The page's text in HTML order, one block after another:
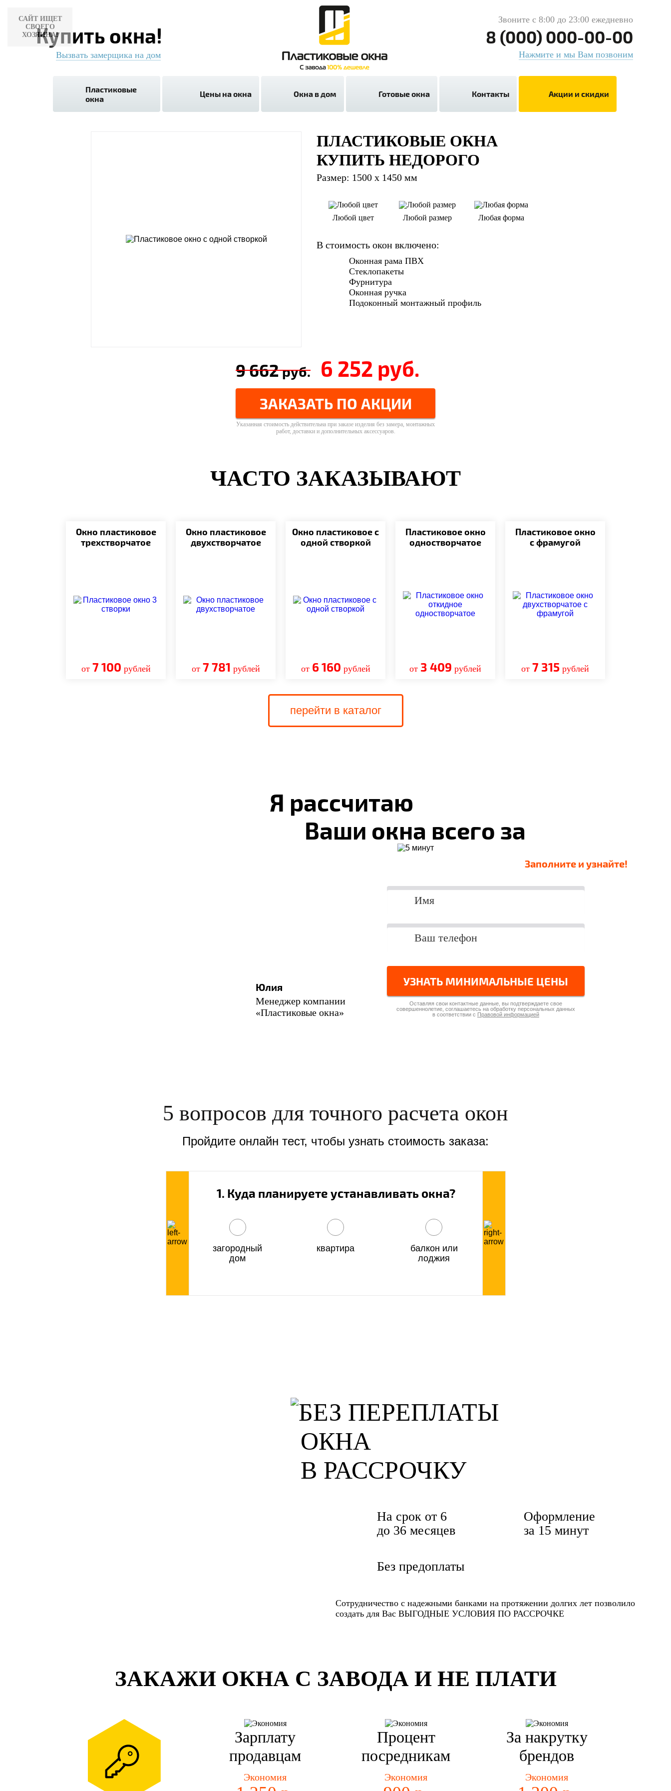
Купить окна!
Вызвать замерщика на дом
Звоните с 8:00 до 23:00 ежедневно
8 (000) 000-00-00
Нажмите и мы Вам позвоним
Пластиковые
окна
Цены на окна Окна в дом Готовые окна Контакты Акции и скидки
ПЛАСТИКОВЫЕ ОКНА
КУПИТЬ НЕДОРОГО
Размер: 1500 х 1450 мм
Любой цвет Любой размер Любая форма
В стоимость окон включено:
Оконная рама ПВХ
Стеклопакеты
Фурнитура
Оконная ручка
Подоконный монтажный профиль
9 662руб. 6 252 руб.
ЗАКАЗАТЬ ПО АКЦИИ
Указанная стоимость действительна при заказе изделия без замера, монтажных
работ, доставки и дополнительных аксессуаров.
ЧАСТО ЗАКАЗЫВАЮТ
Окно пластиковое
трехстворчатое
от 7 100 рублей
Окно пластиковое
двухстворчатое
от 7 781 рублей
Окно пластиковое с
одной створкой
от 6 160 рублей
Пластиковое окно
одностворчатое
от 3 409 рублей
Пластиковое окно
с фрамугой
от 7 315 рублей
перейти в каталог
Юлия
Менеджер компании
«Пластиковые окна»
Я рассчитаю
Ваши окна всего за
Заполните и узнайте!
УЗНАТЬ МИНИМАЛЬНЫЕ ЦЕНЫ
Оставляя свои контактные данные, вы подтверждаете свое
совершеннолетие, соглашаетесь на обработку персональных данных
в соответствии с Правовой информацией
5 вопросов для точного расчета окон
Пройдите онлайн тест, чтобы узнать стоимость заказа:
1. Куда планируете устанавливать окна?
загородный
дом
квартира
балкон или
лоджия
ОКНА
В РАССРОЧКУ
На срок от 6
до 36 месяцев
Оформление
за 15 минут
Без предоплаты
Сотрудничество с надежными банками на протяжении долгих лет позволило
создать для Вас ВЫГОДНЫЕ УСЛОВИЯ ПО РАССРОЧКЕ
ЗАКАЖИ ОКНА С ЗАВОДА И НЕ ПЛАТИ
Зарплату
продавцам
Экономия
Процент
посредникам
Экономия
За накрутку
брендов
Экономия
САЙТ ИЩЕТ
СВОЕГО
ХОЗЯИНА!